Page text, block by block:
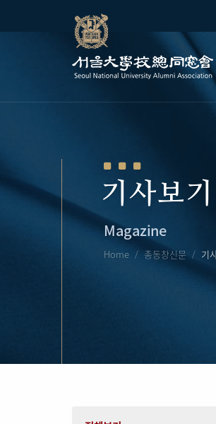
기사보기
Magazine
Home 총동창신문 기